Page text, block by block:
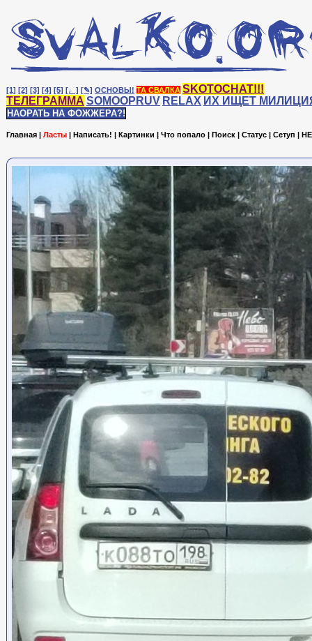
[1] [2] [3] [4] [5] [♩] [✎] ОСНОВЫ! ТА СВАЛКА SKOTOCHAT!!!
ТЕЛЕГРАММА SOMOOPRUV RELAX ИХ ИЩЕТ
НАОРАТЬ НА ФОЖЖЕРА?!
Главная | Ласты | Написать! | Картинки | Что попало | Поиск | Статус | Сетуп |